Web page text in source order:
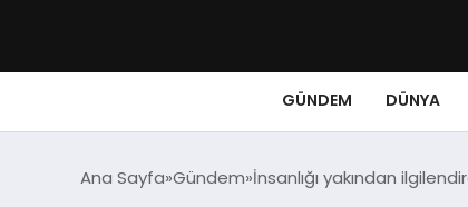
GÜNDEM DÜNYA
Ana Sayfa Gündem İnsanlığı yakından